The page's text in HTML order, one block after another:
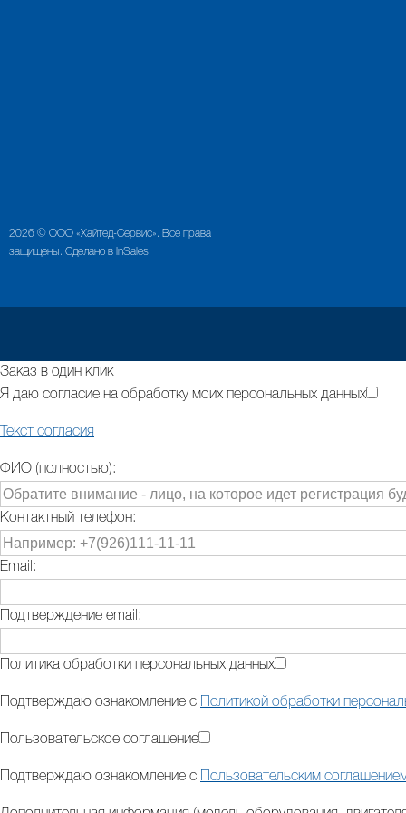
2026 © ООО «Хайтед-Сервис». Все права
защищены. Сделано в InSales
Заказ в один клик
Я даю согласие на обработку моих персональных данных
Текст согласия
ФИО (полностью):
Контактный телефон:
Email:
Подтверждение email:
Политика обработки персональных данных
Подтверждаю ознакомление с Политикой обработки
Пользовательское соглашение
Подтверждаю ознакомление с Пользовательским